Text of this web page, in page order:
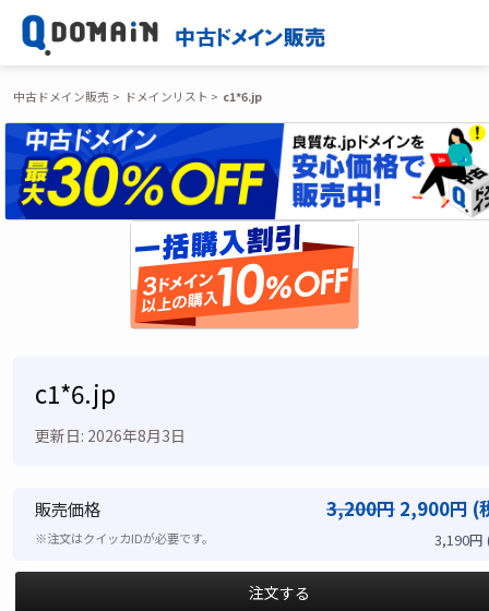
中古ドメイン販売 ドメインリスト c1*6.jp
c1*6.jp
更新日: 2026年8月3日
販売価格
※注文はクイッカIDが必要です。
3,200円 2,900円 (
3,190円
注文する